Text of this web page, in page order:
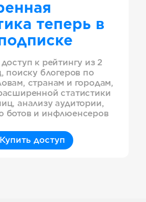
теперь в
к рейтингу из 2
поиску блогеров по
странам и городам,
статистики
анализу аудитории,
ботов и инфлюенсеров
Купить доступ